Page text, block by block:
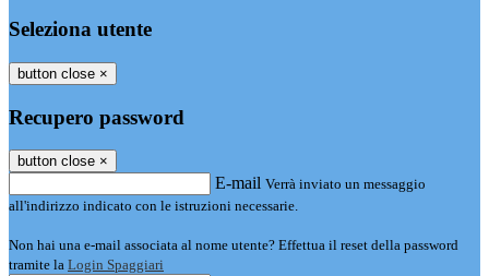
Seleziona utente
button close ×
Recupero password
button close ×
E-mail Verrà inviato un messaggio
all'indirizzo indicato con le istruzioni necessarie.
Non hai una e-mail associata al nome utente? Effettua il reset della password
tramite la Login Spaggiari